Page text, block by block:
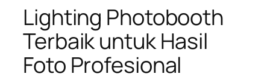
Lighting Photobooth
Terbaik untuk Hasil
Foto Profesional